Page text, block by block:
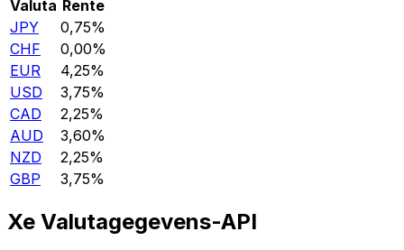
Valuta Rente
JPY
0,75%
CHF
0,00%
EUR
4,25%
USD
3,75%
CAD
2,25%
AUD
3,60%
NZD
2,25%
GBP
3,75%
Xe Valutagegevens-API